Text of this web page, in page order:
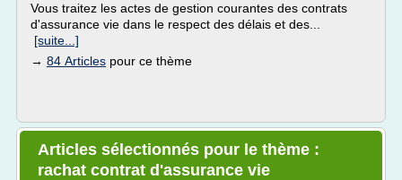
Vous traitez les actes de gestion courantes des contrats
d'assurance vie dans le respect des délais et des...
[suite...]
→ 84 Articles pour ce thème
Articles sélectionnés pour le thème :
rachat contrat d'assurance vie